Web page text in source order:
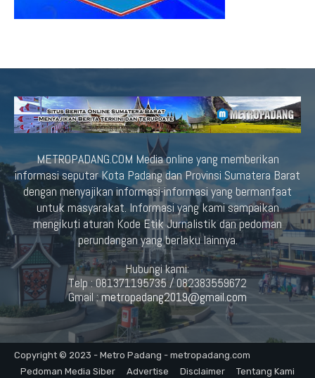
METROPADANG.COM Media online yang memberikan
informasi seputar Kota Padang dan Provinsi Sumatera Barat
dengan menyajikan informasi-informasi yang bermanfaat
untuk masyarakat. Informasi yang kami sampaikan
mengikuti aturan Kode Etik Jurnalistik dan pedoman
perundangan yang berlaku lainnya.
Hubungi kami:
Telp : 081371195735 / 082383559672
Gmail :metropadang2019@gmail.com
Copyright © 2023 - Metro Padang - metropadang.com
Pedoman Media Siber
Advertise Disclaimer Tentang Kami